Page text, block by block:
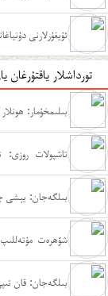
ئۇيغۇرلارنى
تورداشلار ياقتۇرغان
بىلىمخۇمار: ھونلار
تاشپولات روزى:
مۇدىرلىقىغىچەبىلگەجان: يېشى
شۆھرەت
سۆھبەت بىلگەجان: قان